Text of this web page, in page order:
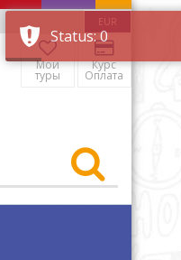
EUR
Мои
туры
Курс
Оплата
Status: 0